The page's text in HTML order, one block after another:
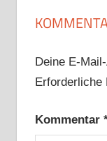
Deine E-
Erforderliche
Kommentar